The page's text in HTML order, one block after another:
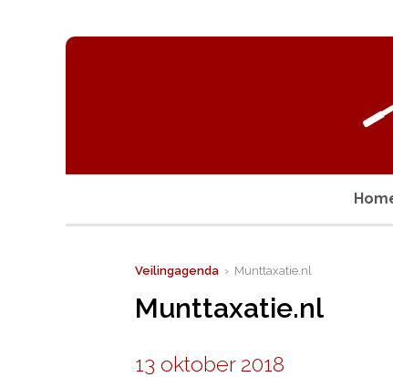
Veilingagenda › Munttaxatie.nl
Munttaxatie.nl
13 oktober 2018